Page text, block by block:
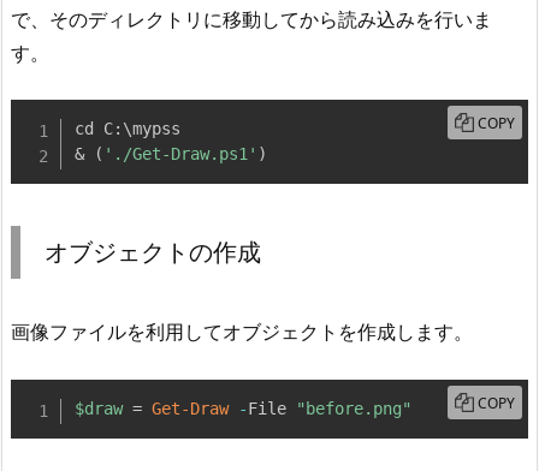
で、そのディレクトリに移動してから読み込みを行いま
す。
cd C:\mypss
&
( './Get-Draw.ps1' )
COPY
オブジェクトの作成
画像ファイルを利用してオブジェクトを作成します。
$draw = Get-Draw -File "before.png" COPY